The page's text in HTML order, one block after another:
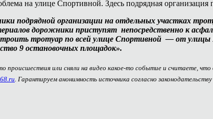
на улице Спортивной. Здесь подрядная
подрядной организации на отдельных участках
дорожники приступят непосредственно к
тротуар по всей улице Спортивной — от
9 остановочных площадок».
происшествия или сняли на видео какое-то событие и считаете,
. Гарантируем анонимность источника согласно